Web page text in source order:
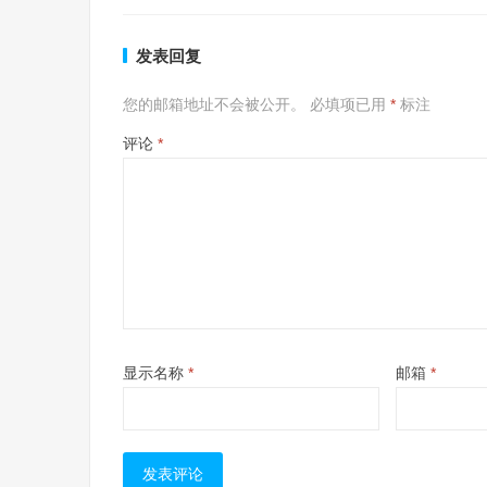
发表回复
您的邮箱地址不会被公开。 必填项已用 * 标注
评论 *
显示名称 * 邮箱 *